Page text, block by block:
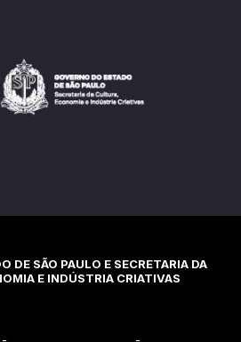
DE SÃO PAULO E SECRETARIA DA
E INDÚSTRIA CRIATIVAS